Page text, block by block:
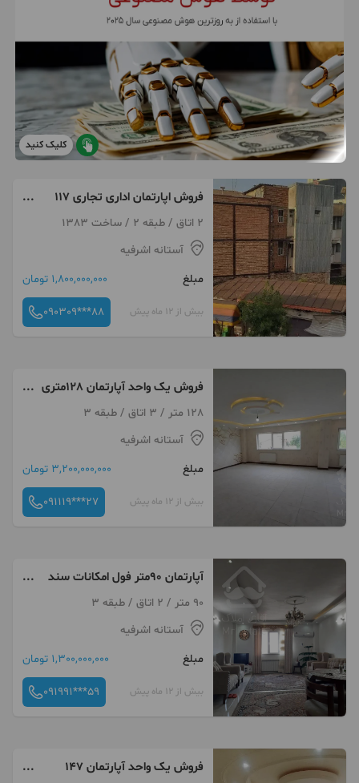
کلیک کنید
فروش اپارتمان اداری تجاری ۱۱۷
متر نزدیک حرم
2 اتاق / طبقه 2 / ساخت 1383
آستانه اشرفیه
مبلغ
1,800,000,000 تومان
بیش از 12 ماه پیش 090309***88
فروش یک واحد آپارتمان 128متری
فول در فردوسی
128 متر / 3 اتاق / طبقه 3
آستانه اشرفیه
مبلغ
3,200,000,000 تومان
بیش از 12 ماه پیش 091119***27
آپارتمان 90متر فول امکانات سند
تک برگ لشت نشا90 متر / 2 اتاق / طبقه 3
آستانه اشرفیه
مبلغ
1,300,000,000 تومان
بیش از 12 ماه پیش 091991***59
فروش یک واحد آپارتمان 147